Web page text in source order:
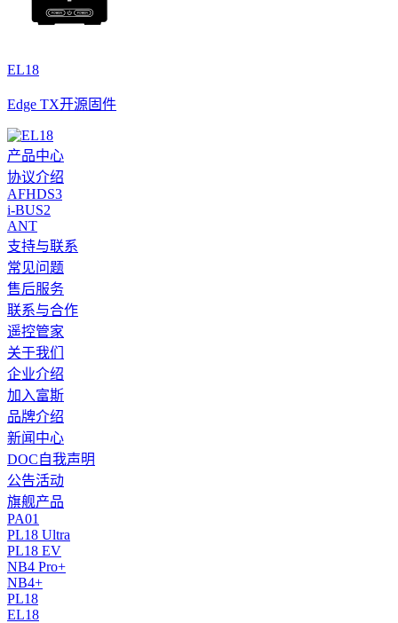
EL18
Edge TX开源固件
产品中心
协议介绍
AFHDS3
i-BUS2
ANT
支持与联系
常见问题
售后服务
联系与合作
遥控管家
关于我们
企业介绍
加入富斯
品牌介绍
新闻中心
DOC自我声明
公告活动
旗舰产品
PA01
PL18 Ultra
PL18 EV
NB4 Pro+
NB4+
PL18
EL18